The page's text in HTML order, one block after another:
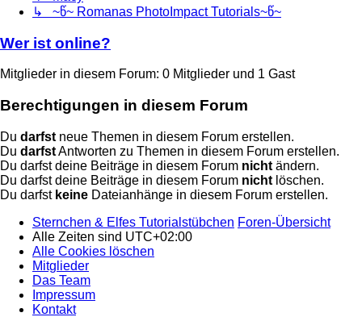
↳ ~წ~ Romanas PhotoImpact Tutorials~წ~
Wer ist online?
Mitglieder in diesem Forum: 0 Mitglieder und 1 Gast
Berechtigungen in diesem Forum
Du darfst neue Themen in diesem Forum erstellen.
Du darfstAntworten zu Themen in diesem Forum erstellen.
Du darfst deine Beiträge in diesem Forum nicht ändern.
Du darfst deine Beiträge in diesem Forum nicht löschen.
Du darfst keine Dateianhänge in diesem Forum erstellen.
Sternchen & Elfes Tutorialstübchen Foren-Übersicht
Alle Zeiten sind UTC+02:00
Alle Cookies löschen
Mitglieder
Das Team
Impressum
Kontakt